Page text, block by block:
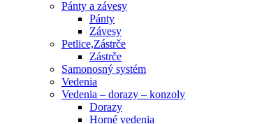
Pánty a závesy
Pánty
Závesy
Petlice,Zástrče
Zástrče
Samonosný systém
Vedenia
Vedenia – dorazy – konzoly
Dorazy
Horné vedenia